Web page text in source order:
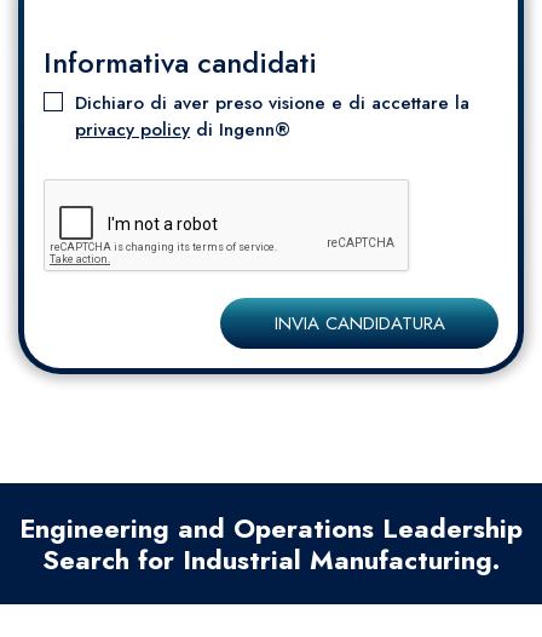
Informativa candidati
Dichiaro di aver preso visione e di accettare la
privacy policy di Ingenn®
INVIA CANDIDATURA
Engineering and Operations Leadership
Search for Industrial Manufacturing.